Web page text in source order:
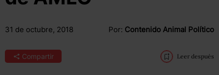
31 de octubre, 2018 Por: Contenido Animal Político
Compartir Leer después